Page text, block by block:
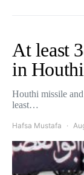
At least
in
Houthi missile
least…
Hafsa Mustafa